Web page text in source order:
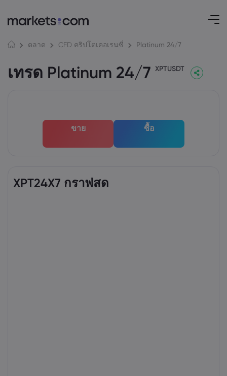
ตลาด CFD คริปโตเคอเรนซี่ Platinum 24/7
เทรด Platinum 24/7 XPTUSDT
ขาย ซื้อ
XPT24X7 กราฟสด